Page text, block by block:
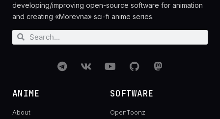
developing/improving open-source software for animation
and creating «Morevna» sci-fi anime series.
ANIME
About
SOFTWARE
OpenToonz